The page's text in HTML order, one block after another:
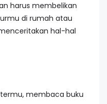
harus membelikan
di rumah atau
hal-hal
membaca buku